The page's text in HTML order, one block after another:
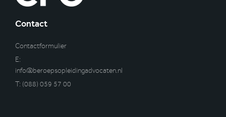
Contact
Contactformulier
E:
info@beroepsopleidingadvocaten.nl
T: (088) 059 57 00